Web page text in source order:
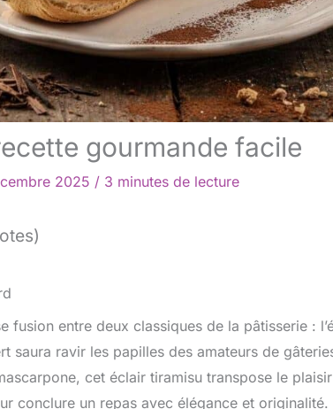
gourmande facile
2025 / 3 minutes de lecture
fusion entre deux classiques de la pâtisserie :
saura ravir les papilles des amateurs de
cet éclair tiramisu transpose le
conclure un repas avec élégance et originalité.